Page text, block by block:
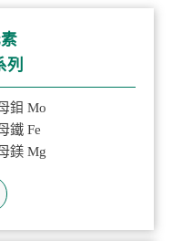
列
鉬 Mo
鐵 Fe
鎂 Mg